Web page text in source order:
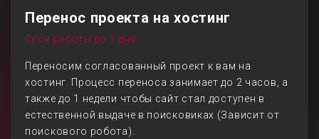
Перенос проекта на хостинг
Срок работы до 1 дня
Переносим согласованный проект к вам на
хостинг. Процесс переноса занимает до 2 часов, а
также до 1 недели чтобы сайт стал доступен в
естественной выдаче в поисковиках (Зависит от
поискового робота).